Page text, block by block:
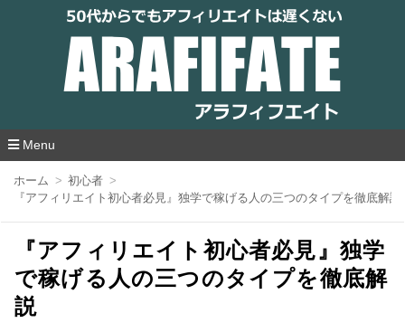
アラフィフエイト｜ 50代からでもアフィリ
エイトは遅くない
Menu
ホーム
初心者
『アフィリエイト初心者必見』独学で稼げる人の三つのタイプを徹底解説
『アフィリエイト初心者必見』独学
で稼げる人の三つのタイプを徹底解
説